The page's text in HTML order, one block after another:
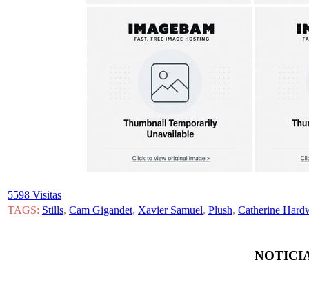
5598 Visitas
TAGS: Stills, Cam Gigandet, Xavier Samuel, Plush, Catherine